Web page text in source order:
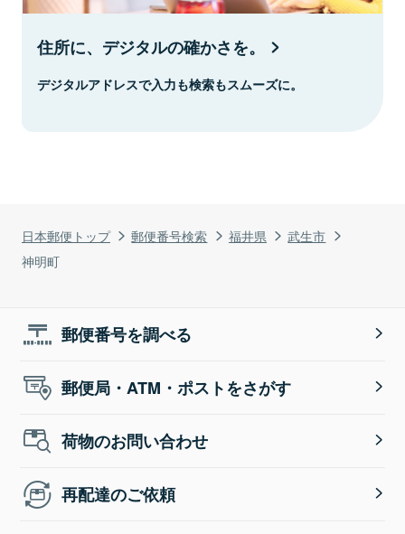
日本郵便トップ 郵便番号検索 福井県
武生市
神明町
住所に、デジタルの確かさを。
デジタルアドレスで入力も検索もスムーズに。
郵便番号を調べる
郵便局・ATM・ポストをさがす
荷物のお問い合わせ
再配達のご依頼